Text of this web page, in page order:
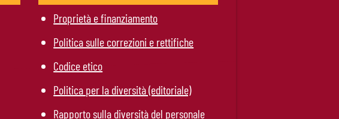
Proprietà e finanziamento
Politica sulle correzioni e rettifiche
Codice etico
Politica per la diversità (editoriale)
Rapporto sulla diversità del personale